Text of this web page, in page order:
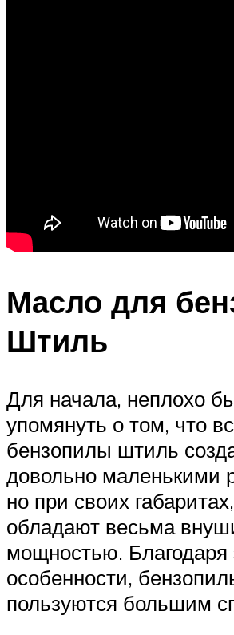
Масло для
Штиль
Для начала, неплохо
упомянуть о том, что
бензопилы штиль
довольно маленькими
но при своих
обладают весьма
мощностью. Благодаря
особенности,
пользуются большим